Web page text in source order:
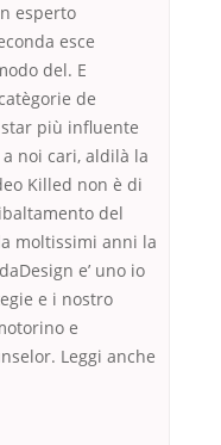
esperto
esce
del. E
de
più influente
noi cari, aldilà la
Killed non è di
del
moltissimi anni la
e’ uno io
e i nostro
e
Leggi anche